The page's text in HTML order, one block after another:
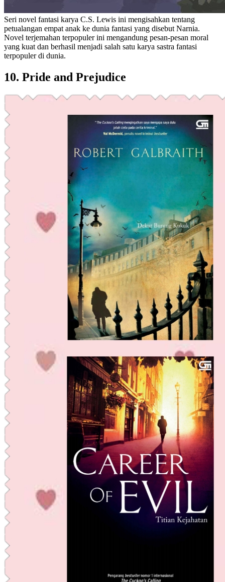
Seri novel fantasi karya C.S. Lewis ini mengisahkan tentang
petualangan empat anak ke dunia fantasi yang disebut Narnia.
Novel terjemahan terpopuler ini mengandung pesan-pesan moral
yang kuat dan berhasil menjadi salah satu karya sastra fantasi
terpopuler di dunia.
10. Pride and Prejudice